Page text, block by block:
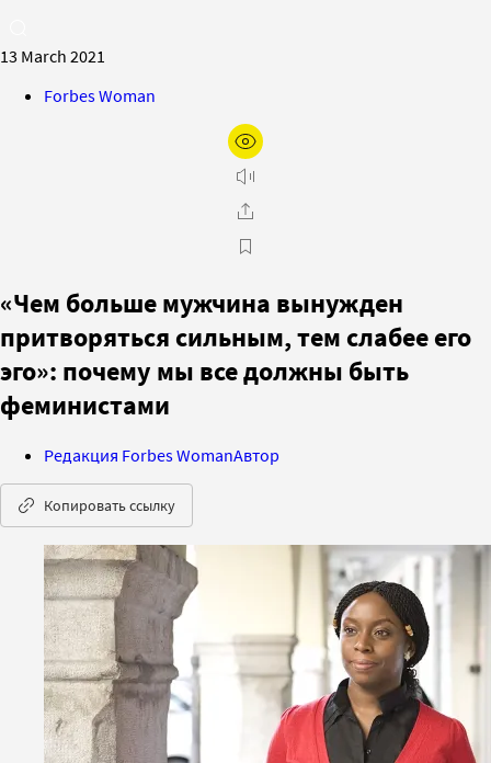
13 March 2021
Forbes Woman
«Чем больше мужчина вынужден
притворяться сильным, тем слабее его
эго»: почему мы все должны быть
феминистами
Редакция Forbes WomanАвтор
Копировать ссылку